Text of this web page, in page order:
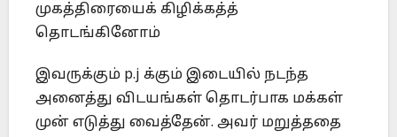
முகத்திரையைக் கிழிக்கத்த்
தொடங்கினோம்
இவருக்கும் p.j க்கும் இடையில் நடந்த
அனைத்து விடயங்கள் தொடர்பாக மக்கள்
முன் எடுத்து வைத்தேன். அவர் மறுத்ததை